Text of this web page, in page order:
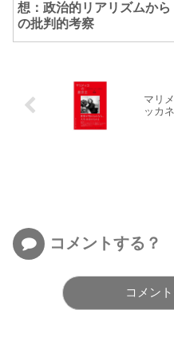
想：政治的リアリズムから
の批判的考察
マリ
ッカ
コメントする？
コメン